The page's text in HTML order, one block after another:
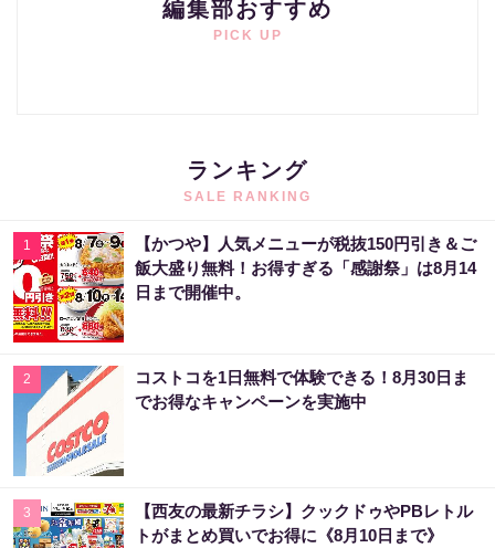
編集部おすすめ
PICK UP
ランキング
SALE RANKING
1
【かつや】人気メニューが税抜150円引き＆ご
飯大盛り無料！お得すぎる「感謝祭」は8月14
日まで開催中。
2
コストコを1日無料で体験できる！8月30日ま
でお得なキャンペーンを実施中
3
【西友の最新チラシ】クックドゥやPBレトル
トがまとめ買いでお得に《8月10日まで》